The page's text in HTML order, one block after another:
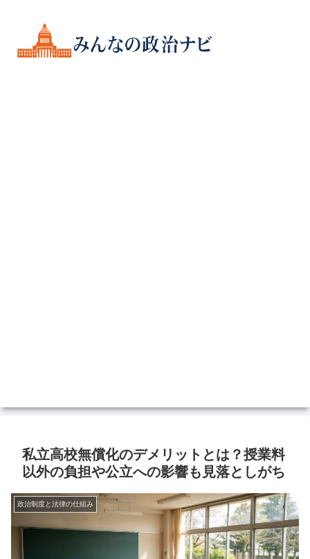
私立高校無償化のデメリットとは？授業料
以外の負担や公立への影響も見落としがち
政治制度と法律の仕組み